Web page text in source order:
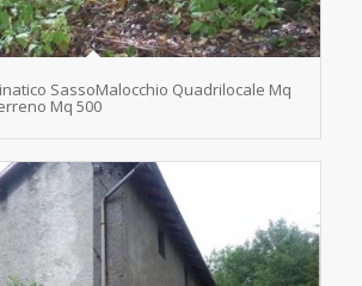
SassoMalocchio Quadrilocale Mq
Mq 500